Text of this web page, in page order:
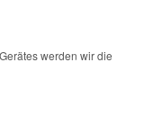
werden wir die